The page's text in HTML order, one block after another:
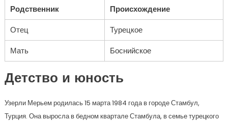
Родственник
Происхождение
Отец
Турецкое
Мать
Боснийское
Детство и юность
Узерли Мерьем родилась 15 марта 1984 года в городе Стамбул,
Турция. Она выросла в бедном квартале Стамбула, в семье турецкого